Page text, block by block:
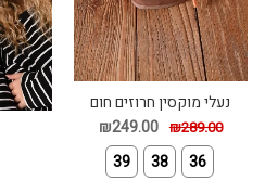
נעלי מוקסין חרוזים חום
₪289.00
₪249.00
36
38
39